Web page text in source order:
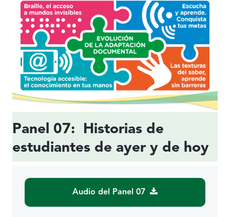
Panel 07: Historias de
estudiantes de ayer y de hoy
Audio del Panel 07